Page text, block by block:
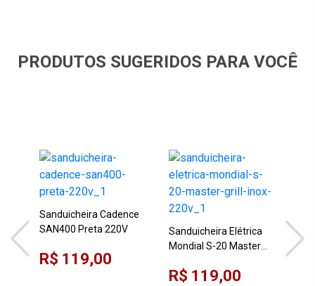
PRODUTOS SUGERIDOS PARA VOCÊ
Sanduicheira Cadence
SAN400 Preta 220V
R$ 119,00
Sanduicheira Elétrica
Mondial S-20 Master
R$ 119,00